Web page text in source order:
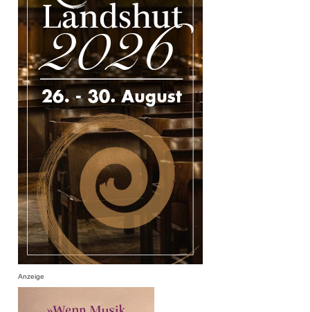
Anzeige